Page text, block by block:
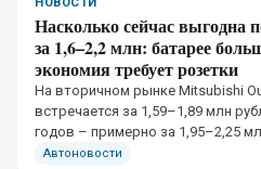
Насколько сейчас выгодна
за 1,6–2,2 млн: батарее
экономия требует розетки
На вторичном рынке Mitsubishi
встречается за 1,59–1,89 млн
годов – примерно за 1,95–2,25
нередко доходят до 2,3–2,4 млн
Автоновости